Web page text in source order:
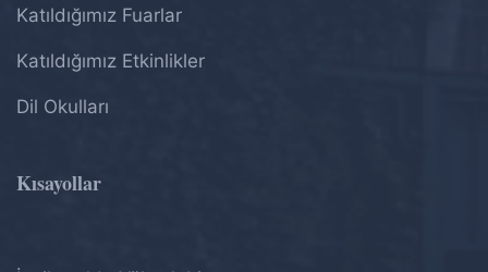
Katıldığımız Fuarlar
Katıldığımız Etkinlikler
Dil Okulları
Kısayollar